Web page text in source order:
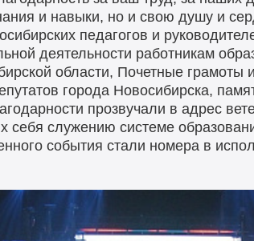
и навыки, но и свою душу и
педагогов и
деятельности работникам
области, Почетные
города Новосибирска,
прозвучали в адрес
себя служению системе
события стали номера в